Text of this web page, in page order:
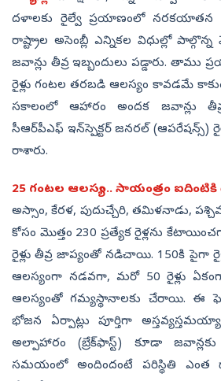
దళాలకు రైల్వే ప్రయాణంలో నరకయాతన
రాష్ట్రాల అసెంబ్లీ ఎన్నికల విధుల్లో
జవాన్లు తీవ్ర ఇబ్బందులు పడ్డారు. తాము
రైళ్లు గంటల తరబడి ఆలస్యం కావడమే
సకాలంలో ఆహారం అందక జవాన్లు
సీఆర్‌పీఎఫ్ ఇన్‌స్పెక్టర్ జనరల్ (ఆపరేషన్స్)
రాశారు.
25 గంటల ఆలస్యం.. సాయంత్రం
అస్సాం, కేరళ, పుదుచ్చేరి, తమిళనాడు,
కోసం మొత్తం 230 ప్రత్యేక రైళ్లను
రైళ్లు తీవ్ర జాప్యంతో నడిచాయి. 150కి పైగా
ఆలస్యంగా నడవగా, మరో 50 రైళ్లు
ఆలస్యంతో గమ్యస్థానాలకు చేరాయి. ఈ
భోజన ఏర్పాట్లు పూర్తిగా
అల్పాహారం (బ్రేక్‌ఫాస్ట్) కూడా
సమయంలో అందిందంటే పరిస్థితి ఎంత